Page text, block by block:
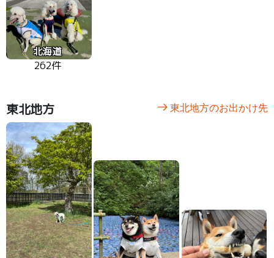
北海道
262件
東北地方 東北地方のお出かけ先